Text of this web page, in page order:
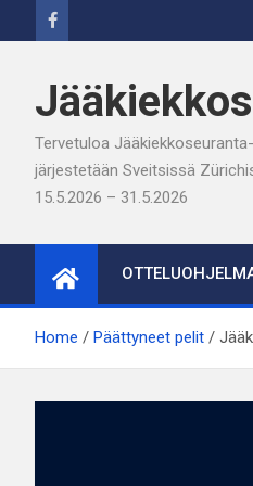
to
Tervetuloa
järjestetään Sveitsissä
15.5.2026 – 31.5.2026
Home Päättyneet pelit